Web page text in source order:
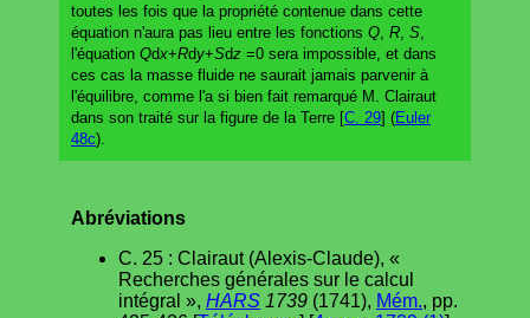
toutes les fois que la propriété contenue dans cette
équation n'aura pas lieu entre les fonctions Q R S
l'équation Qdx+Rdy+Sdz =0 sera impossible, et dans
ces cas la masse fluide ne saurait jamais parvenir à
l'équilibre, comme l'a si bien fait remarqué M. Clairaut
dans son traité sur la figure de la Terre [C. 29] (Euler
48c).
Abréviations
C. 25 : Clairaut (Alexis-Claude), «
Recherches générales sur le calcul
intégral », HARS 1739 (1741), Mém., pp.